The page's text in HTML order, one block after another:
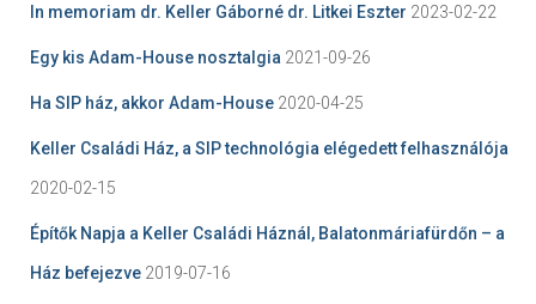
In memoriam dr. Keller Gáborné dr. Litkei Eszter 2023-02-22
Egy kis Adam-House nosztalgia 2021-09-26
Ha SIP ház, akkor Adam-House 2020-04-25
Keller Családi Ház, a SIP technológia elégedett felhasználója
2020-02-15
Építők Napja a Keller Családi Háznál, Balatonmáriafürdőn – a
Ház befejezve 2019-07-16